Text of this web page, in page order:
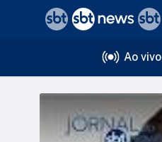
Ao vivo
voltar
Editorias